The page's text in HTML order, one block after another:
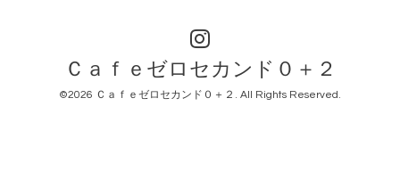
Ｃａｆｅゼロセカンド０＋２
©2026 Ｃａｆｅゼロセカンド０＋２ . All Rights Reserved.